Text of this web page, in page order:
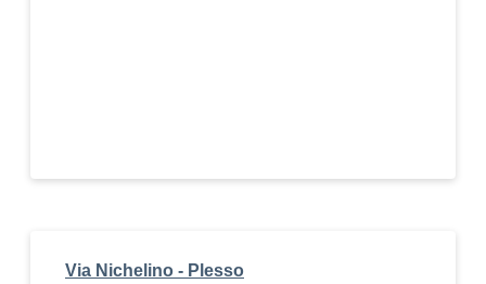
Via Nichelino - Plesso